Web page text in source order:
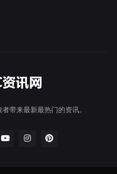
带来最新最热门的资讯。